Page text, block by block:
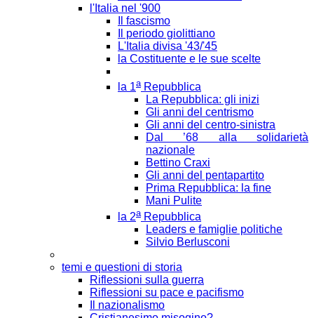
l'Italia nel '900
Il fascismo
Il periodo giolittiano
L'Italia divisa '43/'45
la Costituente e le sue scelte
la 1aRepubblica
La Repubblica: gli inizi
Gli anni del centrismo
Gli anni del centro-sinistra
Dal ’68 alla solidarietà
nazionale
Bettino Craxi
Gli anni del pentapartito
Prima Repubblica: la fine
Mani Pulite
la 2aRepubblica
Leaders e famiglie politiche
Silvio Berlusconi
temi e questioni di storia
Riflessioni sulla guerra
Riflessioni su pace e pacifismo
Il nazionalismo